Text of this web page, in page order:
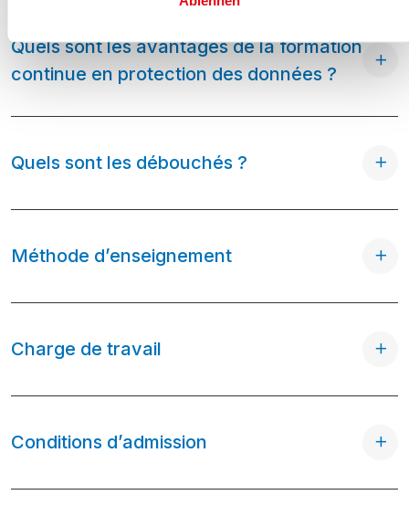
Quels sont les avantages de la formation
continue en protection des données ?
Quels sont les débouchés ?
Méthode d’enseignement
Charge de travail
Conditions d’admission